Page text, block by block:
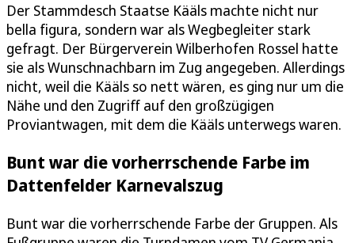
Der Stammdesch Staatse Kääls machte nicht nur
bella figura, sondern war als Wegbegleiter stark
gefragt. Der Bürgerverein Wilberhofen Rossel hatte
sie als Wunschnachbarn im Zug angegeben. Allerdings
nicht, weil die Kääls so nett wären, es ging nur um die
Nähe und den Zugriff auf den großzügigen
Proviantwagen, mit dem die Kääls unterwegs waren.
Bunt war die vorherrschende Farbe im
Dattenfelder Karnevalszug
Bunt war die vorherrschende Farbe der Gruppen. Als